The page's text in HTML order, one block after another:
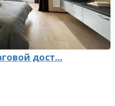
дост...